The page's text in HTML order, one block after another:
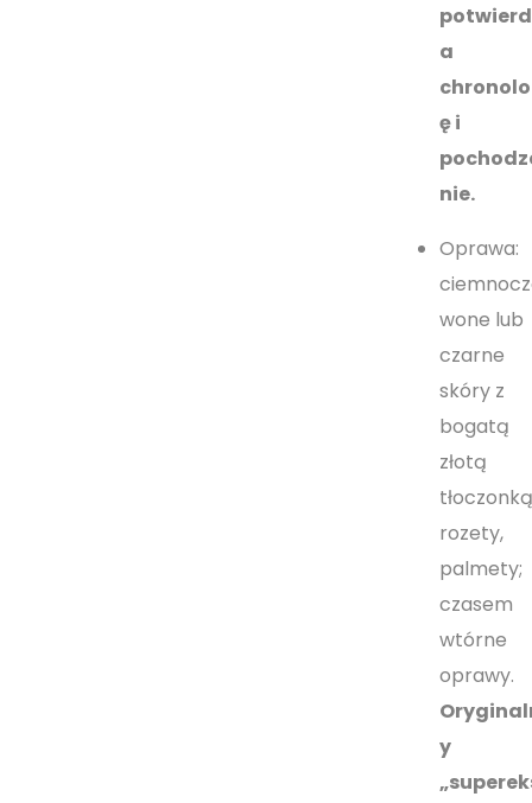
a
ę i
nie.
Oprawa:
wone lub
czarne
skóry z
bogatą
złotą
rozety,
palmety;
czasem
wtórne
oprawy.
y